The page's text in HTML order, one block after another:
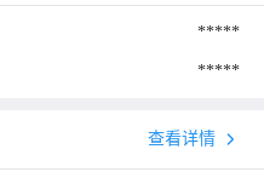
*****
*****
查看详情